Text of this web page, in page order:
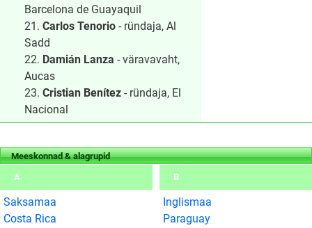
Barcelona de Guayaquil
21. Carlos Tenorio - ründaja, Al
Sadd
22. Damián Lanza - väravavaht,
Aucas
23. Cristian Benítez - ründaja, El
Nacional
Meeskonnad & alagrupid
A
Saksamaa
Costa Rica
B
Inglismaa
Paraguay